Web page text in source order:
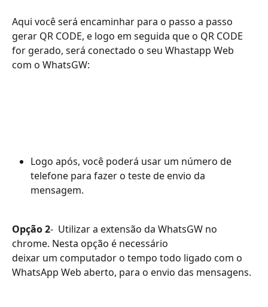
Aqui você será encaminhar para o passo a passo
gerar QR CODE, e logo em seguida que o QR CODE
for gerado, será conectado o seu Whastapp Web
com o WhatsGW:
Logo após, você poderá usar um número de
telefone para fazer o teste de envio da
mensagem.
Opção 2- Utilizar a extensão da WhatsGW no
chrome. Nesta opção é necessário
deixar um computador o tempo todo ligado com o
WhatsApp Web aberto, para o envio das mensagens.